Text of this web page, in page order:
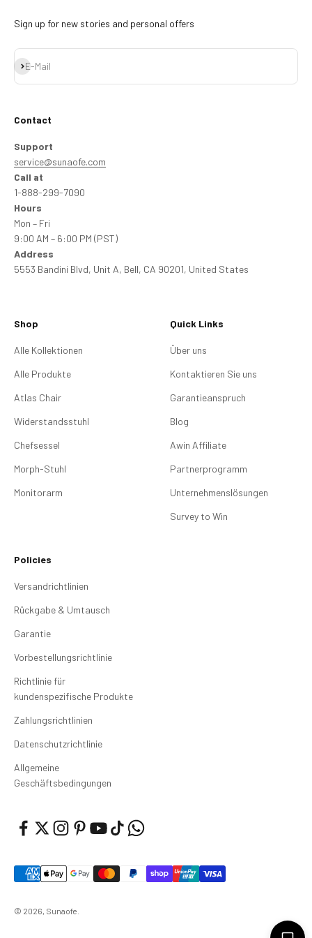
Sign up for new stories and personal offers
E-Mail
Abonnieren
Contact
Support
service@sunaofe.com
Call at
1-888-299-7090
Hours
Mon – Fri
9:00 AM – 6:00 PM (PST)
Address
5553 Bandini Blvd, Unit A, Bell, CA 90201, United States
Shop
Alle Kollektionen
Alle Produkte
Atlas Chair
Widerstandsstuhl
Chefsessel
Morph-Stuhl
Monitorarm
Quick Links
Über uns
Kontaktieren Sie uns
Garantieanspruch
Blog
Awin Affiliate
Partnerprogramm
Unternehmenslösungen
Survey to Win
Policies
Versandrichtlinien
Rückgabe & Umtausch
Garantie
Vorbestellungsrichtlinie
Richtlinie für
kundenspezifische Produkte
Zahlungsrichtlinien
Datenschutzrichtlinie
Allgemeine
Geschäftsbedingungen
© 2026, Sunaofe.